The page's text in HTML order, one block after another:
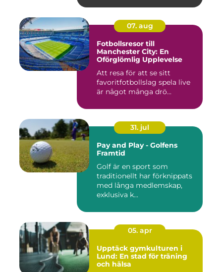
07. aug
Fotbollsresor till
Manchester City: En
Oförglömlig Upplevelse
Att resa för att se sitt
favoritfotbollslag spela live
är något många drö...
31. jul
Pay and Play - Golfens
Framtid
Golf är en sport som
traditionellt har förknippats
med långa medlemskap,
exklusiva k...
05. apr
Upptäck gymkulturen i
Lund: En stad för träning
och hälsa